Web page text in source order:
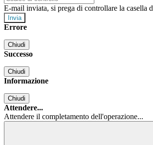
E-mail inviata, si prega di controllare la casella
Errore
Chiudi
Successo
Chiudi
Informazione
Chiudi
Attendere...
Attendere il completamento dell'operazione...